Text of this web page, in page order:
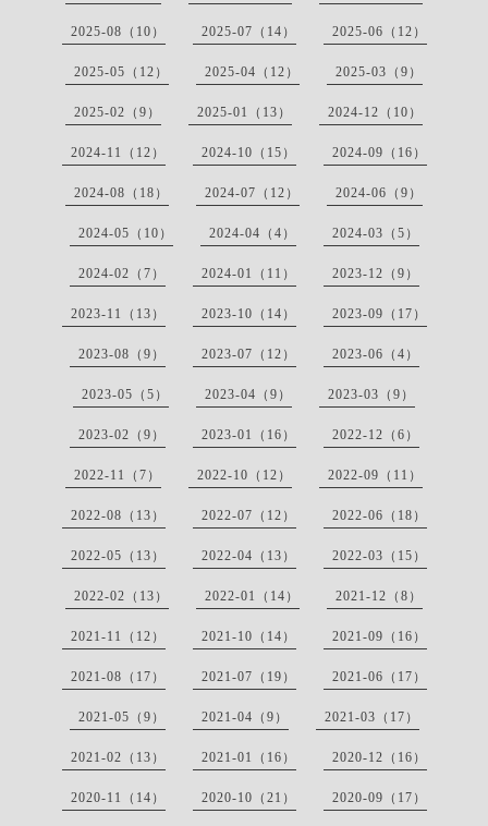
2025-08（10） 2025-07（14） 2025-06（12）
2025-05（12） 2025-04（12） 2025-03（9）
2025-02（9） 2025-01（13） 2024-12（10）
2024-11（12） 2024-10（15） 2024-09（16）
2024-08（18） 2024-07（12） 2024-06（9）
2024-05（10） 2024-04（4） 2024-03（5）
2024-02（7） 2024-01（11） 2023-12（9）
2023-11（13） 2023-10（14） 2023-09（17）
2023-08（9） 2023-07（12） 2023-06（4）
2023-05（5） 2023-04（9） 2023-03（9）
2023-02（9） 2023-01（16） 2022-12（6）
2022-11（7） 2022-10（12） 2022-09（11）
2022-08（13） 2022-07（12） 2022-06（18）
2022-05（13） 2022-04（13） 2022-03（15）
2022-02（13） 2022-01（14） 2021-12（8）
2021-11（12） 2021-10（14） 2021-09（16）
2021-08（17） 2021-07（19） 2021-06（17）
2021-05（9） 2021-04（9） 2021-03（17）
2021-02（13） 2021-01（16） 2020-12（16）
2020-11（14） 2020-10（21） 2020-09（17）